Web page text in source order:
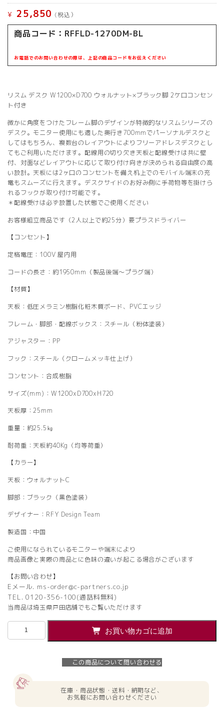
¥ 25,850 (税込）
商品コード：RFFLD-1270DM-BL
お電話でのお問い合わせの際は、上記の商品コードをお伝えください
リスム デスク W1200×D700 ウォルナット×ブラック脚 2ケ口コンセン
ト付き
微かに角度をつけたフレーム脚のデザインが特徴的なリスムシリーズの
デスク。モニター使用にも適した奥行き700mmでパーソナルデスクと
してはもちろん、複数台のレイアウトによりフリーアドレスデスクとし
てもご利用いただけます。配線用の切り欠き天板と配線受けは共に壁
付、対面などレイアウトに応じて取り付け向きが決められる自由度の高
い設計。天板には2ヶ口のコンセントを備え机上でのモバイル端末の充
電もスムーズに行えます。デスクサイドのお好み側に手荷物等を掛けら
れるフックが取り付け可能です。
＊配線受けは必ず設置した状態でご使用ください
お客様組立商品です（2人以上で約25分）要プラスドライバー
【コンセント】
定格電圧：100V 屋内用
コードの長さ：約1950mm（製品後端～プラグ端）
【材質】
天板：低圧メラミン樹脂化粧木質ボード、PVCエッジ
フレーム・脚部・配線ボックス：スチール（粉体塗装）
アジャスター：PP
フック：スチール（クロームメッキ仕上げ）
コンセント：合成樹脂
サイズ(mm)：W1200xD700xH720
天板厚：25mm
重量：約25.5㎏
耐荷重：天板約40Kg（均等荷重）
【カラー】
天板：ウォルナットC
脚部：ブラック（黒色塗装）
デザイナー：RFY Design Team
製造国：中国
ご使用になられているモニターや端末により
商品画像と実際の商品とに色味の違いが起こる場合がございます
【お問い合わせ】
Eメール. ms-order@c-partners.co.jp
TEL. 0120-356-100(通話料無料)
当商品は埼玉県戸田店舗でもご覧いただけます
【法
お買い物カゴに追加
この商品について問い合わせる
在庫・商品状態・送料・納期など、
お気軽にお問い合わせください